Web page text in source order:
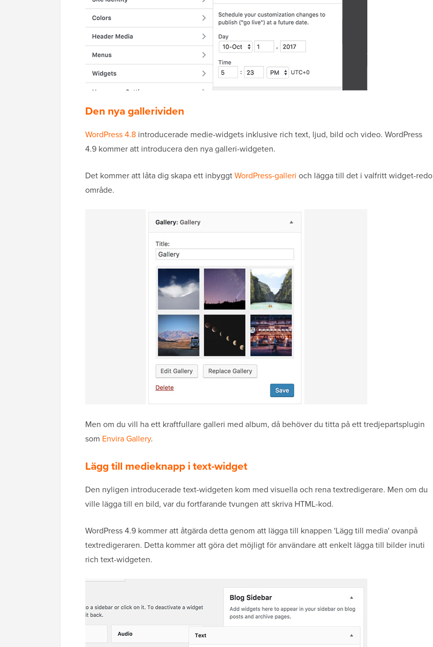
Den nya gallerividen
WordPress 4.8 introducerade medie-widgets inklusive rich text, ljud, bild och video. WordPress
4.9 kommer att introducera den nya galleri-widgeten.
Det kommer att låta dig skapa ett inbyggtWordPress-galleri och lägga till det i valfritt widget-redo
område.
Men om du vill ha ett kraftfullare galleri med album, då behöver du titta på ett tredjepartsplugin
som Envira Gallery.
Lägg till medieknapp i text-widget
Den nyligen introducerade text-widgeten kom med visuella och rena textredigerare. Men om du
ville lägga till en bild, var du fortfarande tvungen att skriva HTML-kod.
WordPress 4.9 kommer att åtgärda detta genom att lägga till knappen 'Lägg till media' ovanpå
textredigeraren. Detta kommer att göra det möjligt för användare att enkelt lägga till bilder inuti
rich text-widgeten.